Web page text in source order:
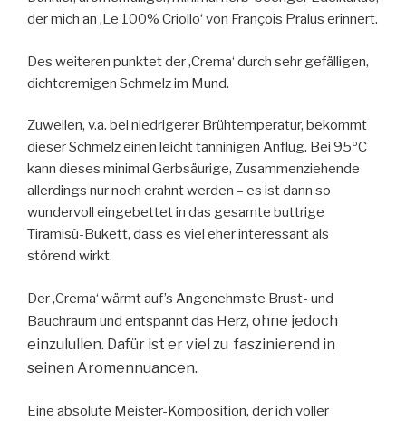
der mich an ‚Le 100% Criollo‘ von François Pralus erinnert.
Des weiteren punktet der ‚Crema‘ durch sehr gefälligen,
dichtcremigen Schmelz im Mund.
Zuweilen, v.a. bei niedrigerer Brühtemperatur, bekommt
dieser Schmelz einen leicht tanninigen Anflug. Bei 95ºC
kann dieses minimal Gerbsäurige, Zusammenziehende
allerdings nur noch erahnt werden – es ist dann so
wundervoll eingebettet in das gesamte buttrige
Tiramisù-Bukett, dass es viel eher interessant als
störend wirkt.
Der ‚Crema‘ wärmt auf’s Angenehmste Brust- und
Bauchraum und entspannt das Herz, ohne jedoch
einzulullen. Dafür ist er viel zu faszinierend in
seinen Aromennuancen.
Eine absolute Meister-Komposition, der ich voller